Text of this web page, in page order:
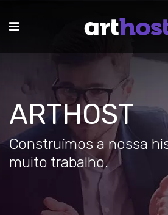
ARTHOST
Construímos a nossa
muito trabalho.